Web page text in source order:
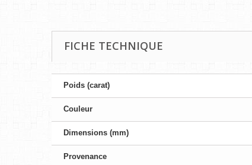
FICHE TECHNIQUE
Poids (carat)
Couleur
Dimensions (mm)
Provenance